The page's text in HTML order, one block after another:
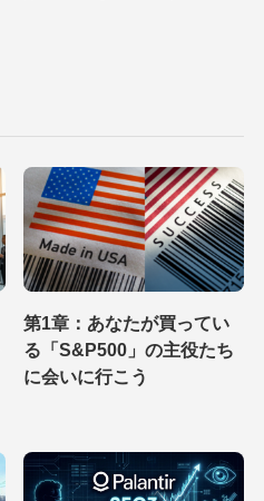
第1章：あなたが買ってい
る「S&P500」の主役たち
に会いに行こう